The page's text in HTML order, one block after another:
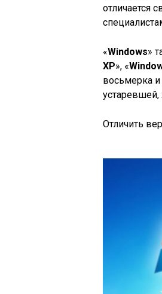
отличается
«Windows»
XP», «
восьмерка и
устаревшей,
Отличить